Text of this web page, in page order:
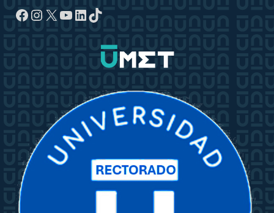
Facebook
Instagram
X YouTube
LinkedIn
TikTok